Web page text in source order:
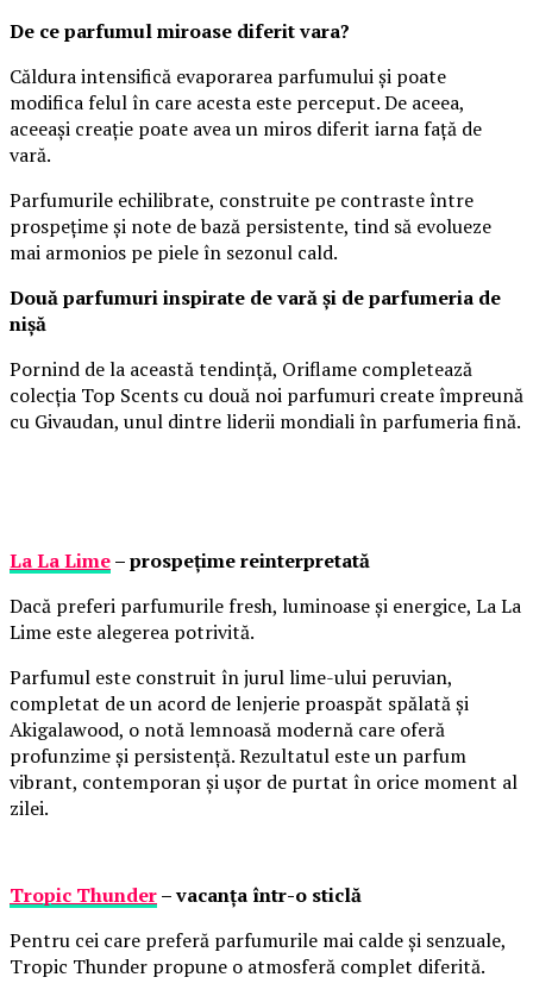
De ce parfumul miroase diferit vara?
Căldura intensifică evaporarea parfumului și poate
modifica felul în care acesta este perceput. De aceea,
aceeași creație poate avea un miros diferit iarna față de
vară.
Parfumurile echilibrate, construite pe contraste între
prospețime și note de bază persistente, tind să evolueze
mai armonios pe piele în sezonul cald.
Două parfumuri inspirate de vară și de parfumeria de
nișă
Pornind de la această tendință, Oriflame completează
colecția Top Scents cu două noi parfumuri create împreună
cu Givaudan, unul dintre liderii mondiali în parfumeria fină.
La La Lime– prospețime reinterpretată
Dacă preferi parfumurile fresh, luminoase și energice, La La
Lime este alegerea potrivită.
Parfumul este construit în jurul lime-ului peruvian,
completat de un acord de lenjerie proaspăt spălată și
Akigalawood, o notă lemnoasă modernă care oferă
profunzime și persistență. Rezultatul este un parfum
vibrant, contemporan și ușor de purtat în orice moment al
zilei.
Tropic Thunder– vacanța într-o sticlă
Pentru cei care preferă parfumurile mai calde și senzuale,
Tropic Thunder propune o atmosferă complet diferită.